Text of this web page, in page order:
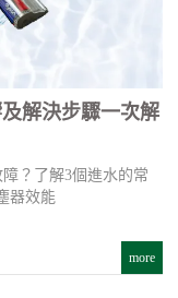
解決步驟一次解
？了解3個進水的常
器效能
more